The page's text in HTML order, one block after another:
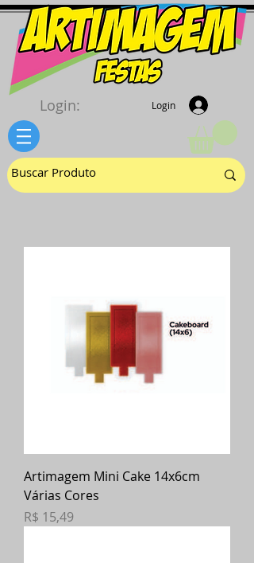
Login
Login:
Artimagem Mini Cake 14x6cm
Várias Cores
Preço
R$ 15,49